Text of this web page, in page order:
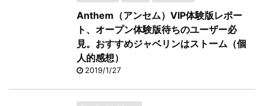
Anthem（アンセム）VIP体験版レポー
ト、オープン体験版待ちのユーザー必
見。おすすめジャベリンはストーム（個
人的感想）
2019/1/27